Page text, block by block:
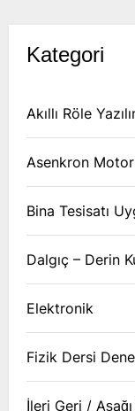
Kategori
Akıllı Röle
Asenkron
Bina Tesisatı
Dalgıç – Derin
Elektronik
Fizik Dersi
İleri Geri /